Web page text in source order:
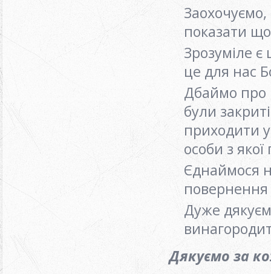
показати
Зрозуміле
це для нас
Дбаймо про
були
приходити
особи з
Єднаймося
повернення
Дуже
Дякуємо за